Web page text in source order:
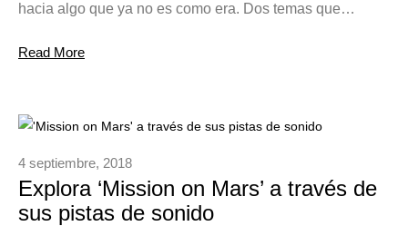
hacia algo que ya no es como era. Dos temas que…
Read More
4 septiembre, 2018
Explora ‘Mission on Mars’ a través de
sus pistas de sonido